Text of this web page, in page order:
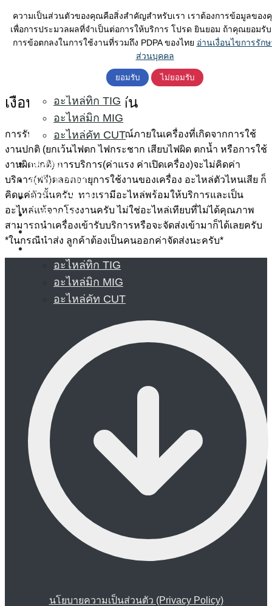
ความเป็นส่วนตัวของคุณคือสิ่งสำคัญสำหรับเรา เราต้องการข้อมูลของ
เพื่อการประมวลผลที่จำเป็นต่อการให้บริการ โปรด ยินยอม ถ้าคุณยอมรับ
การข้อตกลงในการใช้งานที่รวมถึง PDPA ของไทย อ่านเงื่อนไขการรัก
ส่วนบุคคล
ยอมรับ ไม่ยอมรับ
Skip
to
content
ตู้เชื่อมไฟฟ้า
ตู้เชื่อมอาร์กอน
อะไหล่ทิก TIG
อะไหล่มิก MIG
อะไหล่คัท CUT
HOME
ตู้เชื่อมไฟฟ้า
ตู้เชื่อมอาร์กอน
ตู้เชื่อมCo2
ตู้ตัดพลาสม่า
อะไหล่ทิก TIG
อะไหล่มิก MIG
อะไหล่คัท CUT
ค้นหา
สำหรับ:
เงื่อนไขการรับประกัน
การรับประกันๆ1ปีครับ อุปกรณ์ภายในเครื่องที่เกิดจากการใช้
งานปกติ (ยกเว้นไฟตก ไฟกระชาก เสียบไฟผิด ตกน้ำ หรือการใช้
งานผิดปกติ) การบริการ(ค่าแรง ค่าเปิดเครื่อง)จะไม่คิดค่า
บริการ(ฟรี)ตลอดอายุการใช้งานของเครื่อง อะไหล่ตัวไหนเสีย ก็
คิดแค่ตัวนั้นครับ ทางเรามีอะไหล่พร้อมให้บริการและเป็น
อะไหล่แท้จากโรงงานครับ ไม่ใช่อะไหล่เทียบที่ไม่ได้คุณภาพ
สามารถนำเครื่องเข้ารับบริการหรือจะจัดส่งเข้ามาก็ได้เลยครับ
*ในกรณีนำส่ง ลูกค้าต้องเป็นคนออกค่าจัดส่งนะครับ*
นโยบายความเป็นส่วนตัว (Privacy Policy)